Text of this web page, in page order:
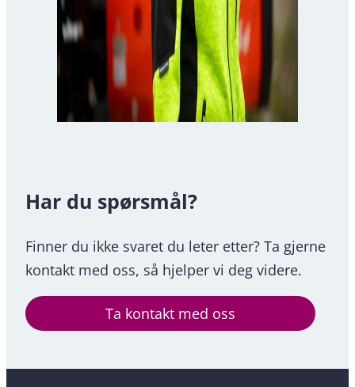
Har du spørsmål?
Finner du ikke svaret du leter etter? Ta gjerne
kontakt med oss, så hjelper vi deg videre.
Ta kontakt med oss